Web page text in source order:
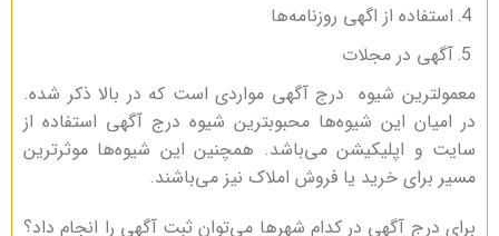
استفاده از اگهی روزنامه‌ها
آگهی در مجلات
معمولترین شیوه درج آگهی مواردی است که در بالا ذکر شده.
در امیان این شیوه‌ها محبوبترین شیوه درج آگهی استفاده از
سایت و اپلیکیشن می‌باشد. همچنین این شیوه‌ها موثرترین
مسیر برای خرید یا فروش املاک نیز می‌باشند.
برای درج آگهی در کدام شهر‌ها می‌توان ثبت آگهی را انجام داد؟